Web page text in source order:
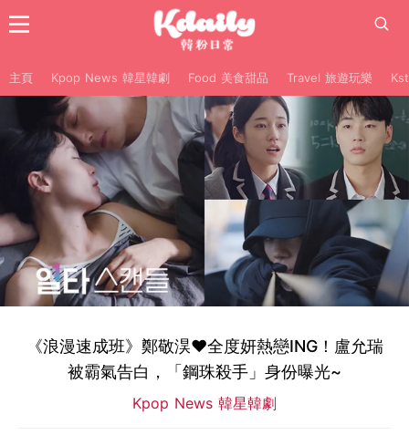
主頁 Kpop News 韓星韓劇 Food 美食甜品 Travel 旅遊玩樂
《浪漫速成班》鄭敬淏♥︎全度妍熱戀ING！盧允瑞
被霸氣告白，「鋼珠殺手」身份曝光~
Kpop News 韓星韓劇